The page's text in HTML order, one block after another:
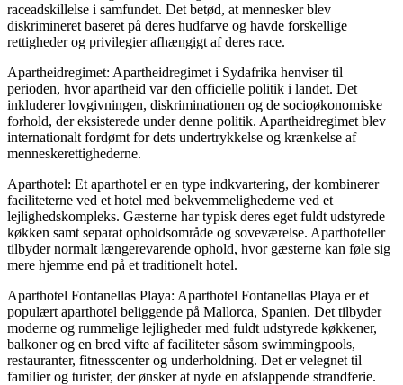
raceadskillelse i samfundet. Det betød, at mennesker blev
diskrimineret baseret på deres hudfarve og havde forskellige
rettigheder og privilegier afhængigt af deres race.
Apartheidregimet: Apartheidregimet i Sydafrika henviser til
perioden, hvor apartheid var den officielle politik i landet. Det
inkluderer lovgivningen, diskriminationen og de socioøkonomiske
forhold, der eksisterede under denne politik. Apartheidregimet blev
internationalt fordømt for dets undertrykkelse og krænkelse af
menneskerettighederne.
Aparthotel: Et aparthotel er en type indkvartering, der kombinerer
faciliteterne ved et hotel med bekvemmelighederne ved et
lejlighedskompleks. Gæsterne har typisk deres eget fuldt udstyrede
køkken samt separat opholdsområde og soveværelse. Aparthoteller
tilbyder normalt længerevarende ophold, hvor gæsterne kan føle sig
mere hjemme end på et traditionelt hotel.
Aparthotel Fontanellas Playa: Aparthotel Fontanellas Playa er et
populært aparthotel beliggende på Mallorca, Spanien. Det tilbyder
moderne og rummelige lejligheder med fuldt udstyrede køkkener,
balkoner og en bred vifte af faciliteter såsom swimmingpools,
restauranter, fitnesscenter og underholdning. Det er velegnet til
familier og turister, der ønsker at nyde en afslappende strandferie.